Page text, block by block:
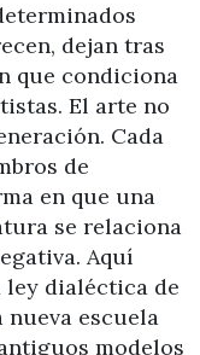
dejan tras
que condiciona
El arte no
Cada
de
en que una
se relaciona
Aquí
ley dialéctica de
escuela
modelos